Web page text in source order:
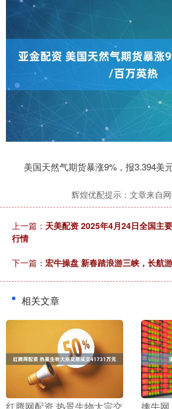
美国天然气期货暴涨9%，报3.394美元
辉煌优配提示：文章来自网
上一篇： 天美配资 2025年4月24日全国主
行情
下一篇： 宏牛操盘 新春踏浪游三峡，长航
相关文章